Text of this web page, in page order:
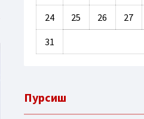
24 25 26 27
31
Пурсиш